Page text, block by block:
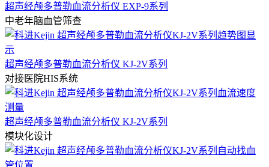
超声经颅多普勒血流分析仪 EXP-9系列
中老年脑血管筛查
超声经颅多普勒血流分析仪 KJ-2V系列
对接医院HIS系统
超声经颅多普勒血流分析仪 KJ-2V系列
模块化设计